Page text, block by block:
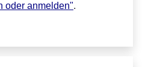
oder anmelden".